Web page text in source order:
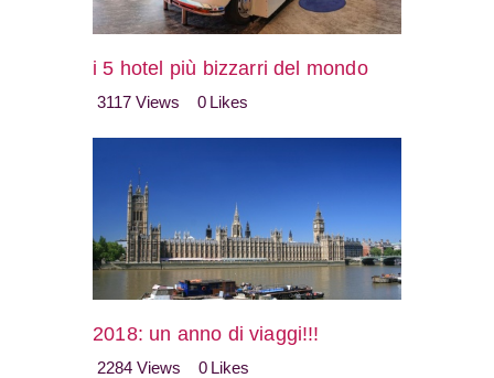
i 5 hotel più bizzarri del mondo
3117 Views 0 Likes
2018: un anno di viaggi!!!
2284 Views 0 Likes